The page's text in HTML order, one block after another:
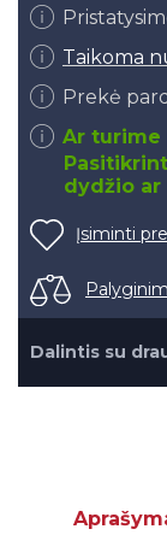
Taikoma
Prekė
Ar turime
dydžio ar
Įsiminti
Dalintis su